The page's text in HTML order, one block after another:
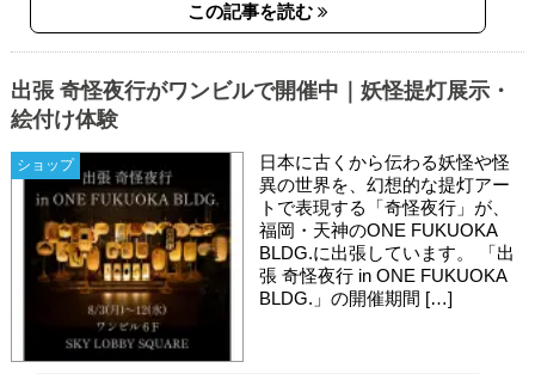
この記事を読む
ショップ
出張 奇怪夜行がワンビルで開催中｜妖怪提灯展示・
絵付け体験
日本に古くから伝わる妖怪や怪
異の世界を、幻想的な提灯アー
トで表現する「奇怪夜行」が、
福岡・天神のONE FUKUOKA
BLDG.に出張しています。 「出
張 奇怪夜行 in ONE FUKUOKA
BLDG.」の開催期間 […]